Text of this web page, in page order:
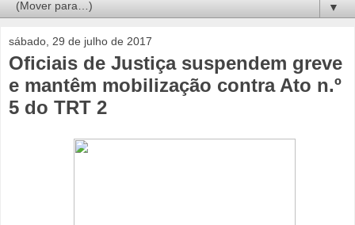
▼
sábado, 29 de julho de 2017
Oficiais de Justiça suspendem greve
e mantêm mobilização contra Ato n.º
5 do TRT 2